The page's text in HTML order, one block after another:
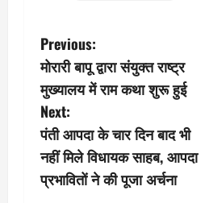
P
o
s
t
n
Previous:
मोरारी बापू द्वारा संयुक्त राष्ट्र
मुख्यालय में राम कथा शुरू हुई
Next:
पंती आपदा के चार दिन बाद भी
नहीं मिले विधायक साहब, आपदा
प्रभावितों ने की पूजा अर्चना